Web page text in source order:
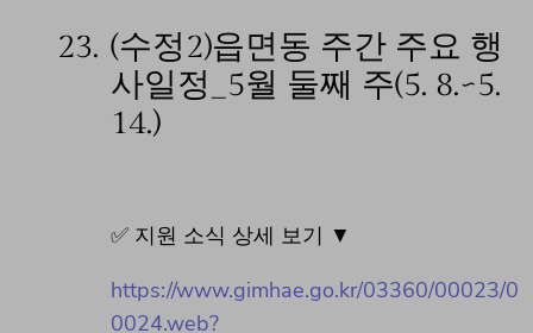
23. (수정2)읍면동 주간 주요 행
사일정_5월 둘째 주(5. 8.~5.
14.)
✅ 지원 소식 상세 보기 ▼
https://www.gimhae.go.kr/03360/00023/0
0024.web?